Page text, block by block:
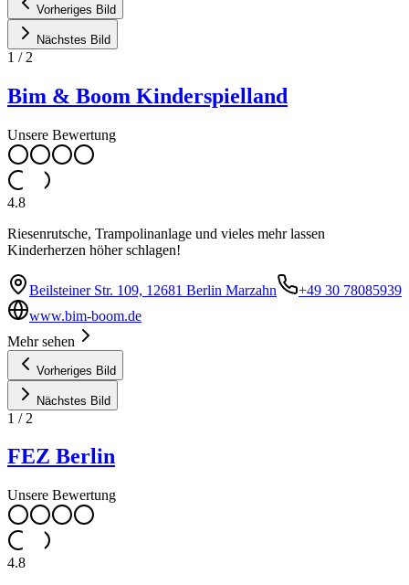
Vorheriges Bild
Nächstes Bild
1 / 2
Bim & Boom Kinderspielland
Unsere Bewertung
4.8
Riesenrutsche, Trampolinanlage und vieles mehr lassen
Kinderherzen höher schlagen!
Beilsteiner Str. 109, 12681 Berlin Marzahn
+49 30 78085939
www.bim-boom.de
Mehr sehen
Vorheriges Bild
Nächstes Bild
1 / 2
FEZ Berlin
Unsere Bewertung
4.8